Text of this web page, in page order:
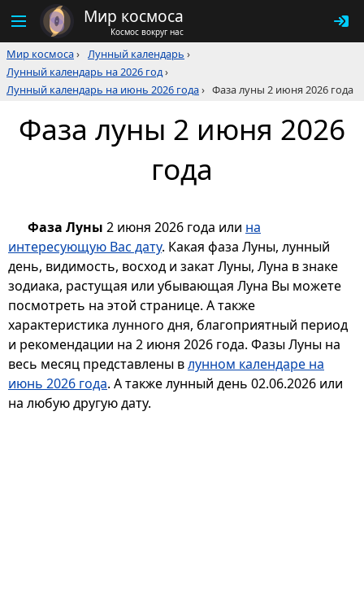
Мир космоса
Космос вокруг нас
Мир космоса› Лунный календарь ›
Лунный календарь на 2026 год›
Лунный календарь на июнь 2026 года› Фаза луны 2 июня 2026 года
Фаза луны 2 июня 2026
года
Фаза Луны 2 июня 2026 года или на
интересующую Вас дату. Какая фаза Луны, лунный
день, видимость, восход и закат Луны, Луна в знаке
зодиака, растущая или убывающая Луна Вы можете
посмотреть на этой странице. А также
характеристика лунного дня, благоприятный период
и рекомендации на 2 июня 2026 года. Фазы Луны на
весь месяц представлены влунном календаре на
июнь 2026 года. А также лунный день 02.06.2026 или
на любую другую дату.